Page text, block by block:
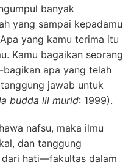
banyak
yang sampai kepadamu
yang kamu terima itu
Kamu bagaikan seorang
apa yang telah
jawab untuk
budda lil murid: 1999).
nafsu, maka ilmu
dan tanggung
hati—fakultas dalam